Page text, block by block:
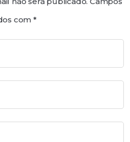
com*